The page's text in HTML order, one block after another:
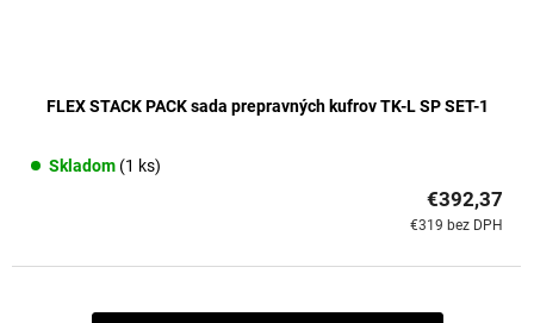
FLEX STACK PACK sada prepravných kufrov TK-L SP SET-1
Skladom (1 ks)
€319 bez DPH
€392,37